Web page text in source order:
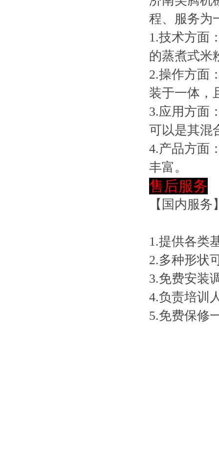
程、服务为
1.技术方面
的蒸煮式米
2.操作方面
装于一体，
3.应用方面
可以是其混
4.产品方面
丰富。
售后服务
【国内服务
1.提供各类
2.多种形状
3.免费安装
4.负责培训
5.免费保修